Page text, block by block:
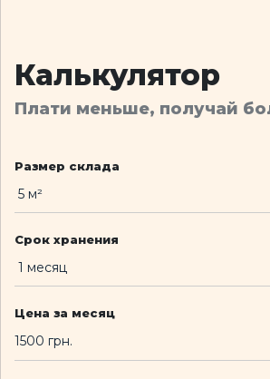
Калькулятор
Плати меньше, получай
Размер склада
Срок хранения
Цена за месяц